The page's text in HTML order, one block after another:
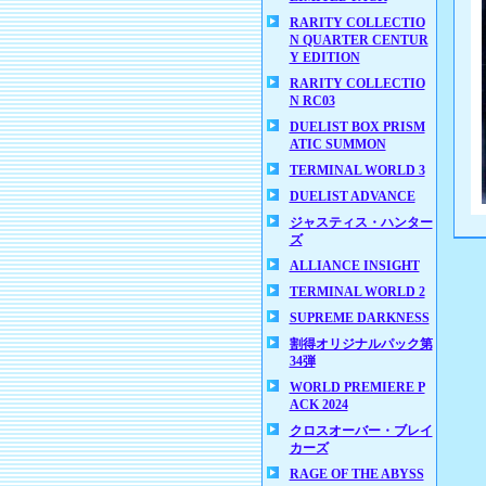
RARITY COLLECTIO
N QUARTER CENTUR
Y EDITION
RARITY COLLECTIO
N RC03
DUELIST BOX PRISM
ATIC SUMMON
TERMINAL WORLD 3
DUELIST ADVANCE
ジャスティス・ハンター
ズ
ALLIANCE INSIGHT
TERMINAL WORLD 2
SUPREME DARKNESS
割得オリジナルパック第
34弾
WORLD PREMIERE P
ACK 2024
クロスオーバー・ブレイ
カーズ
RAGE OF THE ABYSS